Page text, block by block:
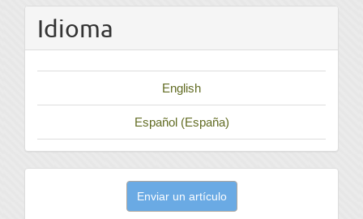
Idioma
English
Español (España)
Enviar un artículo